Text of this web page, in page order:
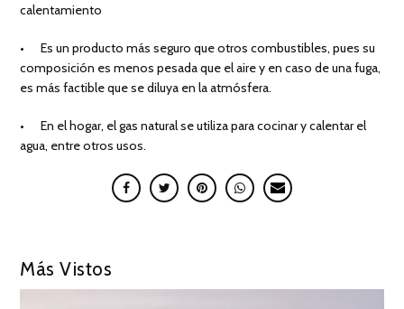
calentamiento
• Es un producto más seguro que otros combustibles, pues su
composición es menos pesada que el aire y en caso de una fuga,
es más factible que se diluya en la atmósfera.
• En el hogar, el gas natural se utiliza para cocinar y calentar el
agua, entre otros usos.
Más Vistos